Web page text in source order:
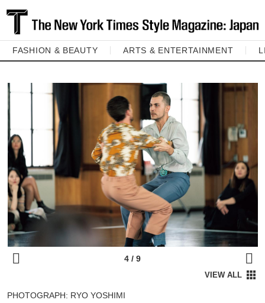
FASHION & BEAUTY ARTS & ENTERTAINMENT
PHOTOGRAPH: RYO YOSHIMI